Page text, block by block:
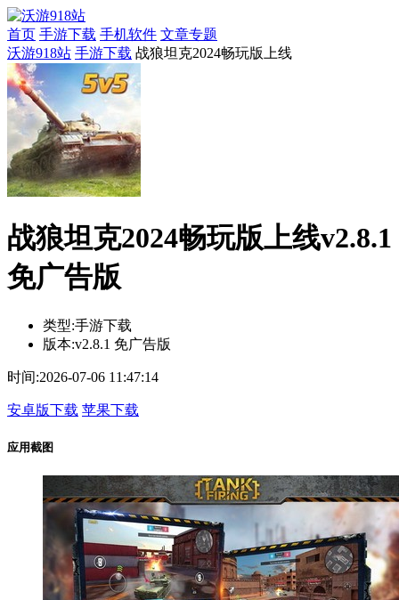
首页 手游下载 手机软件 文章专题
沃游918站 手游下载 战狼坦克2024畅玩版上线
战狼坦克2024畅玩版上线v2.8.1
免广告版
类型:手游下载
版本:v2.8.1 免广告版
时间:2026-07-06 11:47:14
安卓版下载 苹果下载
应用截图